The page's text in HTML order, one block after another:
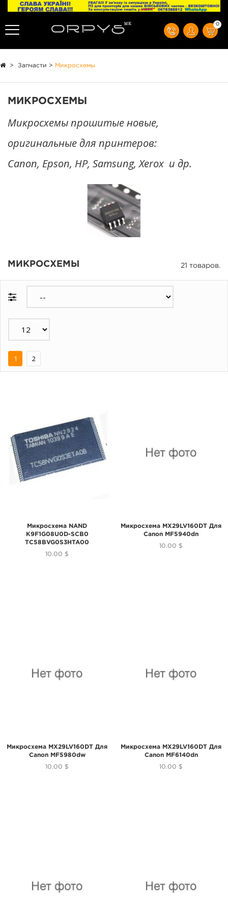
0
> Запчасти > Микросхемы
МИКРОСХЕМЫ
Микросхемы прошитые новые,
оригинальные для принтеров:
Canon, Epson, HP, Samsung, Xerox и др.
МИКРОСХЕМЫ 21 товаров.
1 2
Микросхема NAND
K9F1G08U0D-SCB0
TC58BVG0S3HTA00
10.00 $
Микросхема MX29LV160DT Для
Canon MF5940dn
10.00 $
Микросхема MX29LV160DT Для
Canon MF5980dw
10.00 $
Микросхема MX29LV160DT Для
Canon MF6140dn
10.00 $